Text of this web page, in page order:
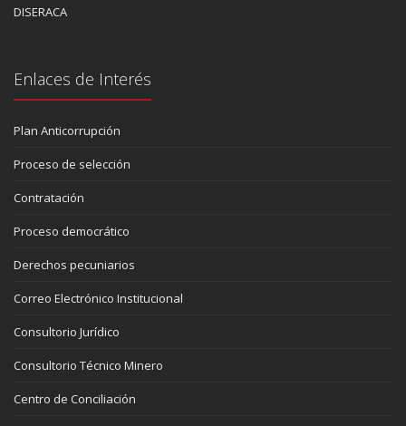
DISERACA
Enlaces de Interés
Plan Anticorrupción
Proceso de selección
Contratación
Proceso democrático
Derechos pecuniarios
Correo Electrónico Institucional
Consultorio Jurídico
Consultorio Técnico Minero
Centro de Conciliación